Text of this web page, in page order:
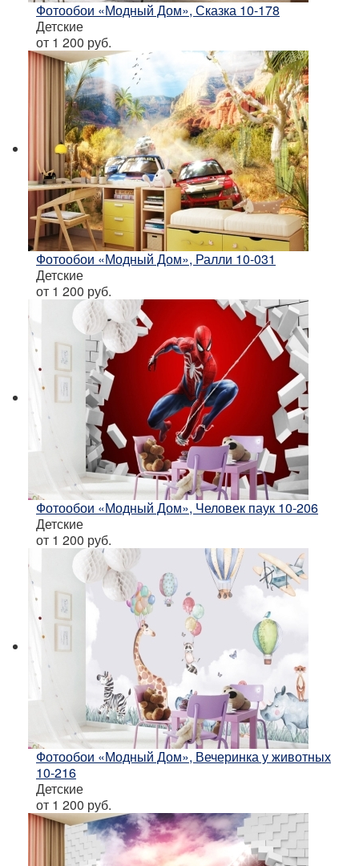
Фотообои «Модный Дом», Сказка 10-178
Детские
от 1 200 руб.
Фотообои «Модный Дом», Ралли 10-031
Детские
от 1 200 руб.
Фотообои «Модный Дом», Человек паук 10-206
Детские
от 1 200 руб.
Фотообои «Модный Дом», Вечеринка у животных
10-216
Детские
от 1 200 руб.